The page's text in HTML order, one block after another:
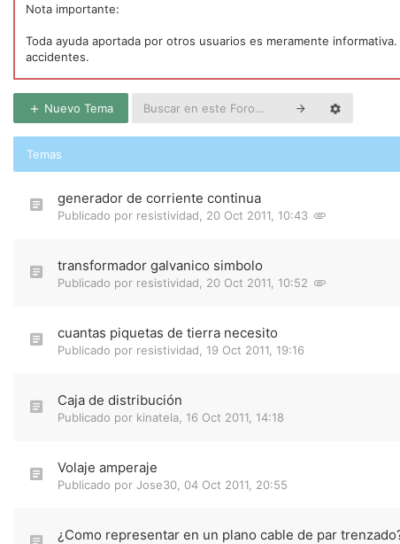
Nota importante:
Toda ayuda aportada por otros usuarios es meramente
accidentes.
Nuevo Tema
Temas
generador de corriente continua
Publicado por resistividad 20 Oct 2011, 10:43
transformador galvanico simbolo
Publicado por resistividad 20 Oct 2011, 10:52
cuantas piquetas de tierra necesito
Publicado por resistividad 19 Oct 2011, 19:16
Caja de distribución
Publicado por kinatela 16 Oct 2011, 14:18
Volaje amperaje
Publicado por Jose30 04 Oct 2011, 20:55
¿Como representar en un plano cable de par